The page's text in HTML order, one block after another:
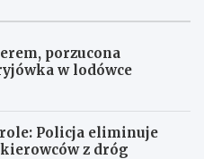
porzucona
w lodówce
Policja eliminuje
z dróg